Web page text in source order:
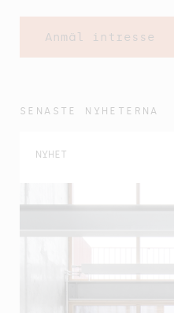
SENASTE NYHETERNA
NYHET